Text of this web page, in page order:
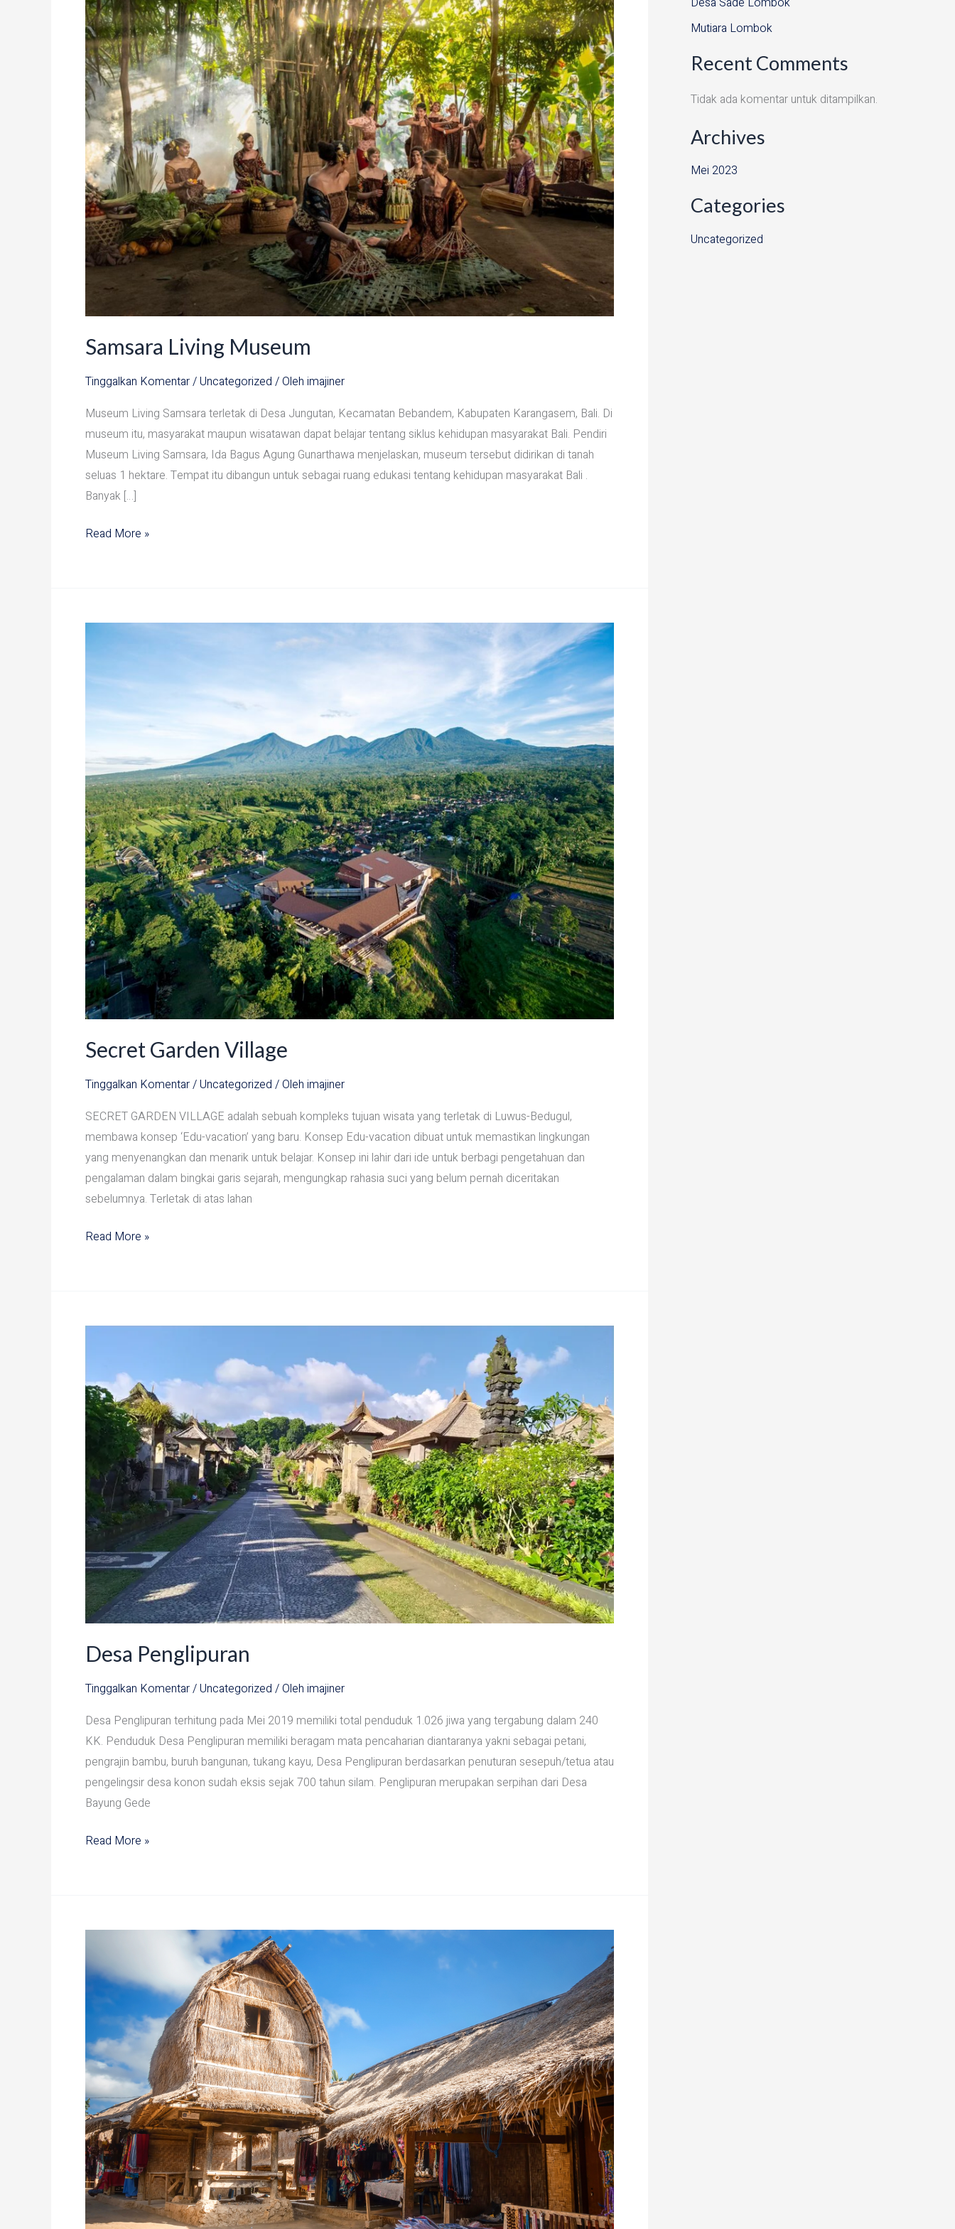
Samsara Living Museum
Tinggalkan Komentar/Uncategorized / Oleh imajiner
Museum Living Samsara terletak di Desa Jungutan, Kecamatan Bebandem, Kabupaten Karangasem, Bali. Di
museum itu, masyarakat maupun wisatawan dapat belajar tentang siklus kehidupan masyarakat Bali. Pendiri
Museum Living Samsara, Ida Bagus Agung Gunarthawa menjelaskan, museum tersebut didirikan di tanah
seluas 1 hektare. Tempat itu dibangun untuk sebagai ruang edukasi tentang kehidupan masyarakat Bali .
Banyak […]
Museum
Read More »
Secret Garden Village
Tinggalkan Komentar/Uncategorized / Oleh imajiner
SECRET GARDEN VILLAGE adalah sebuah kompleks tujuan wisata yang terletak di Luwus-Bedugul,
membawa konsep ‘Edu-vacation’ yang baru. Konsep Edu-vacation dibuat untuk memastikan lingkungan
yang menyenangkan dan menarik untuk belajar. Konsep ini lahir dari ide untuk berbagi pengetahuan dan
pengalaman dalam bingkai garis sejarah, mengungkap rahasia suci yang belum pernah diceritakan
sebelumnya. Terletak di atas lahan
Village
Read More »
Desa Penglipuran
Tinggalkan Komentar/Uncategorized / Oleh imajiner
Desa Penglipuran terhitung pada Mei 2019 memiliki total penduduk 1.026 jiwa yang tergabung dalam 240
KK. Penduduk Desa Penglipuran memiliki beragam mata pencaharian diantaranya yakni sebagai petani,
pengrajin bambu, buruh bangunan, tukang kayu, Desa Penglipuran berdasarkan penuturan sesepuh/tetua atau
pengelingsir desa konon sudah eksis sejak 700 tahun silam. Penglipuran merupakan serpihan dari Desa
Bayung Gede
Read More »
Sade
Lombok
Mutiara Lombok
Recent Comments
Tidak ada komentar untuk ditampilkan.
Archives
Mei 2023
Categories
Uncategorized